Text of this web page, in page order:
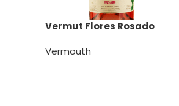
Vermut Flores Rosado
Vermouth